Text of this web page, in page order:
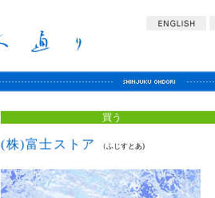
買う
(株)富士ストア （ふじすとあ)